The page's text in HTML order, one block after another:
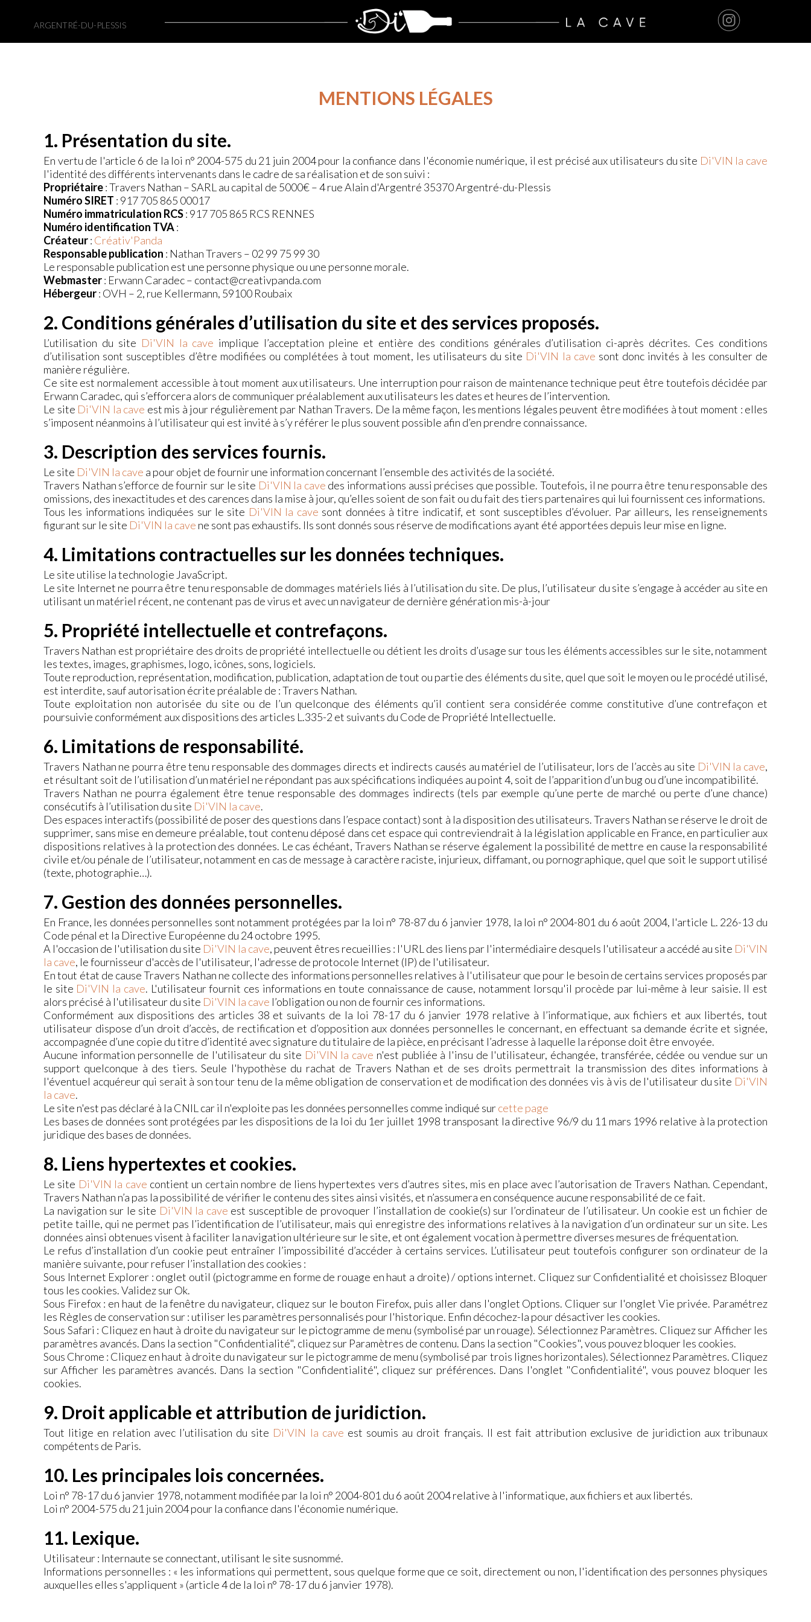
ARGENTRÉ-DU-PLESSIS
MENTIONS LÉGALES
1. Présentation du site.
En vertu de l'article 6 de la loi n° 2004-575 du 21 juin 2004 pour la confiance dans l'économie numérique, il est précisé aux utilisateurs du site Di'VIN la cave
l'identité des différents intervenants dans le cadre de sa réalisation et de son suivi :
Propriétaire: Travers Nathan – SARL au capital de 5000€ – 4 rue Alain d'Argentré 35370 Argentré-du-Plessis
Numéro SIRET : 917 705 865 00017
Numéro immatriculation RCS: 917 705 865 RCS RENNES
Numéro identification TVA:
Créateur: Créativ'Panda
Responsable publication : Nathan Travers – 02 99 75 99 30
Le responsable publication est une personne physique ou une personne morale.
Webmaster: Erwann Caradec – contact@creativpanda.com
Hébergeur: OVH – 2, rue Kellermann, 59100 Roubaix
2. Conditions générales d’utilisation du site et des services proposés.
L’utilisation du site Di'VIN la cave implique l’acceptation pleine et entière des conditions générales d’utilisation ci-après décrites. Ces conditions
d’utilisation sont susceptibles d’être modifiées ou complétées à tout moment, les utilisateurs du site Di'VIN la cave sont donc invités à les consulter de
manière régulière.
Ce site est normalement accessible à tout moment aux utilisateurs. Une interruption pour raison de maintenance technique peut être toutefois décidée par
Erwann Caradec, qui s’efforcera alors de communiquer préalablement aux utilisateurs les dates et heures de l’intervention.
Le site Di'VIN la cave est mis à jour régulièrement par Nathan Travers. De la même façon, les mentions légales peuvent être modifiées à tout moment : elles
s’imposent néanmoins à l’utilisateur qui est invité à s’y référer le plus souvent possible afin d’en prendre connaissance.
3. Description des services fournis.
Le site Di'VIN la cave a pour objet de fournir une information concernant l’ensemble des activités de la société.
Travers Nathan s’efforce de fournir sur le site Di'VIN la cave des informations aussi précises que possible. Toutefois, il ne pourra être tenu responsable des
omissions, des inexactitudes et des carences dans la mise à jour, qu’elles soient de son fait ou du fait des tiers partenaires qui lui fournissent ces informations.
Tous les informations indiquées sur le site Di'VIN la cave sont données à titre indicatif, et sont susceptibles d’évoluer. Par ailleurs, les renseignements
figurant sur le site Di'VIN la cave ne sont pas exhaustifs. Ils sont donnés sous réserve de modifications ayant été apportées depuis leur mise en ligne.
4. Limitations contractuelles sur les données techniques.
Le site utilise la technologie JavaScript.
Le site Internet ne pourra être tenu responsable de dommages matériels liés à l’utilisation du site. De plus, l’utilisateur du site s’engage à accéder au site en
utilisant un matériel récent, ne contenant pas de virus et avec un navigateur de dernière génération mis-à-jour
5. Propriété intellectuelle et contrefaçons.
Travers Nathan est propriétaire des droits de propriété intellectuelle ou détient les droits d’usage sur tous les éléments accessibles sur le site, notamment
les textes, images, graphismes, logo, icônes, sons, logiciels.
Toute reproduction, représentation, modification, publication, adaptation de tout ou partie des éléments du site, quel que soit le moyen ou le procédé utilisé,
est interdite, sauf autorisation écrite préalable de : Travers Nathan.
Toute exploitation non autorisée du site ou de l’un quelconque des éléments qu’il contient sera considérée comme constitutive d’une contrefaçon et
poursuivie conformément aux dispositions des articles L.335-2 et suivants du Code de Propriété Intellectuelle.
6. Limitations de responsabilité.
Travers Nathan ne pourra être tenu responsable des dommages directs et indirects causés au matériel de l’utilisateur, lors de l’accès au site Di'VIN la cave,
et résultant soit de l’utilisation d’un matériel ne répondant pas aux spécifications indiquées au point 4, soit de l’apparition d’un bug ou d’une incompatibilité.
Travers Nathan ne pourra également être tenue responsable des dommages indirects (tels par exemple qu’une perte de marché ou perte d’une chance)
consécutifs à l’utilisation du site Di'VIN la cave.
Des espaces interactifs (possibilité de poser des questions dans l’espace contact) sont à la disposition des utilisateurs. Travers Nathan se réserve le droit de
supprimer, sans mise en demeure préalable, tout contenu déposé dans cet espace qui contreviendrait à la législation applicable en France, en particulier aux
dispositions relatives à la protection des données. Le cas échéant, Travers Nathan se réserve également la possibilité de mettre en cause la responsabilité
civile et/ou pénale de l’utilisateur, notamment en cas de message à caractère raciste, injurieux, diffamant, ou pornographique, quel que soit le support utilisé
(texte, photographie…).
7. Gestion des données personnelles.
En France, les données personnelles sont notamment protégées par la loi n° 78-87 du 6 janvier 1978, la loi n° 2004-801 du 6 août 2004, l'article L. 226-13 du
Code pénal et la Directive Européenne du 24 octobre 1995.
A l'occasion de l'utilisation du site Di'VIN la cave, peuvent êtres recueillies : l'URL des liens par l'intermédiaire desquels l'utilisateur a accédé au site Di'VIN
la cave, le fournisseur d'accès de l'utilisateur, l'adresse de protocole Internet (IP) de l'utilisateur.
En tout état de cause Travers Nathan ne collecte des informations personnelles relatives à l'utilisateur que pour le besoin de certains services proposés par
le site Di'VIN la cave. L'utilisateur fournit ces informations en toute connaissance de cause, notamment lorsqu'il procède par lui-même à leur saisie. Il est
alors précisé à l'utilisateur du site Di'VIN la cave l’obligation ou non de fournir ces informations.
Conformément aux dispositions des articles 38 et suivants de la loi 78-17 du 6 janvier 1978 relative à l’informatique, aux fichiers et aux libertés, tout
utilisateur dispose d’un droit d’accès, de rectification et d’opposition aux données personnelles le concernant, en effectuant sa demande écrite et signée,
accompagnée d’une copie du titre d’identité avec signature du titulaire de la pièce, en précisant l’adresse à laquelle la réponse doit être envoyée.
Aucune information personnelle de l'utilisateur du site Di'VIN la cave n'est publiée à l'insu de l'utilisateur, échangée, transférée, cédée ou vendue sur un
support quelconque à des tiers. Seule l'hypothèse du rachat de Travers Nathan et de ses droits permettrait la transmission des dites informations à
l'éventuel acquéreur qui serait à son tour tenu de la même obligation de conservation et de modification des données vis à vis de l'utilisateur du site Di'VIN
la cave.
Le site n'est pas déclaré à la CNIL car il n'exploite pas les données personnelles comme indiqué surcette page
Les bases de données sont protégées par les dispositions de la loi du 1er juillet 1998 transposant la directive 96/9 du 11 mars 1996 relative à la protection
juridique des bases de données.
8. Liens hypertextes et cookies.
Le site Di'VIN la cave contient un certain nombre de liens hypertextes vers d’autres sites, mis en place avec l’autorisation de Travers Nathan. Cependant,
Travers Nathan n’a pas la possibilité de vérifier le contenu des sites ainsi visités, et n’assumera en conséquence aucune responsabilité de ce fait.
La navigation sur le site Di'VIN la cave est susceptible de provoquer l’installation de cookie(s) sur l’ordinateur de l’utilisateur. Un cookie est un fichier de
petite taille, qui ne permet pas l’identification de l’utilisateur, mais qui enregistre des informations relatives à la navigation d’un ordinateur sur un site. Les
données ainsi obtenues visent à faciliter la navigation ultérieure sur le site, et ont également vocation à permettre diverses mesures de fréquentation.
Le refus d’installation d’un cookie peut entraîner l’impossibilité d’accéder à certains services. L’utilisateur peut toutefois configurer son ordinateur de la
manière suivante, pour refuser l’installation des cookies :
Sous Internet Explorer : onglet outil (pictogramme en forme de rouage en haut a droite) / options internet. Cliquez sur Confidentialité et choisissez Bloquer
tous les cookies. Validez sur Ok.
Sous Firefox : en haut de la fenêtre du navigateur, cliquez sur le bouton Firefox, puis aller dans l'onglet Options. Cliquer sur l'onglet Vie privée. Paramétrez
les Règles de conservation sur : utiliser les paramètres personnalisés pour l'historique. Enfin décochez-la pour désactiver les cookies.
Sous Safari : Cliquez en haut à droite du navigateur sur le pictogramme de menu (symbolisé par un rouage). Sélectionnez Paramètres. Cliquez sur Afficher les
paramètres avancés. Dans la section "Confidentialité", cliquez sur Paramètres de contenu. Dans la section "Cookies", vous pouvez bloquer les cookies.
Sous Chrome : Cliquez en haut à droite du navigateur sur le pictogramme de menu (symbolisé par trois lignes horizontales). Sélectionnez Paramètres. Cliquez
sur Afficher les paramètres avancés. Dans la section "Confidentialité", cliquez sur préférences. Dans l'onglet "Confidentialité", vous pouvez bloquer les
cookies.
9. Droit applicable et attribution de juridiction.
Tout litige en relation avec l’utilisation du site Di'VIN la cave est soumis au droit français. Il est fait attribution exclusive de juridiction aux tribunaux
compétents de Paris.
10. Les principales lois concernées.
Loi n° 78-17 du 6 janvier 1978, notamment modifiée par la loi n° 2004-801 du 6 août 2004 relative à l'informatique, aux fichiers et aux libertés.
Loi n° 2004-575 du 21 juin 2004 pour la confiance dans l'économie numérique.
11. Lexique.
Utilisateur : Internaute se connectant, utilisant le site susnommé.
Informations personnelles : « les informations qui permettent, sous quelque forme que ce soit, directement ou non, l'identification des personnes physiques
auxquelles elles s'appliquent » (article 4 de la loi n° 78-17 du 6 janvier 1978).